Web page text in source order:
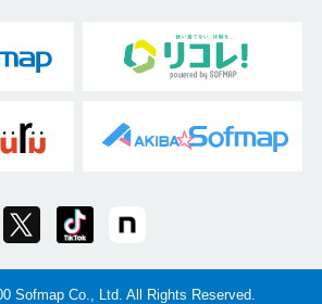
Sofmap Co., Ltd. All Rights Reserved.